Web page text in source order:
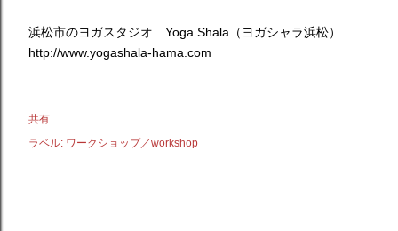
浜松市のヨガスタジオ Yoga Shala（ヨガシャラ浜松）
http://www.yogashala-hama.com
共有
ラベル: ワークショップ／workshop